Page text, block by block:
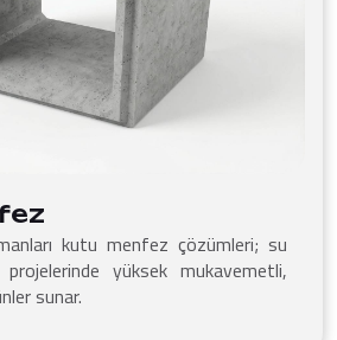
kutu menfez çözümleri; su
yüksek mukavemetli,
sunar.